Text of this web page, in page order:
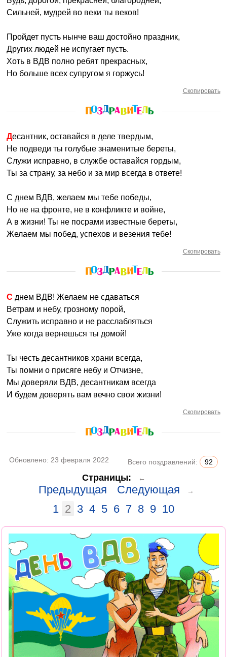
Сильней, мудрей во веки ты веков!
Пройдет пусть нынче ваш достойно праздник,
Других людей не испугает пусть.
Хоть в ВДВ полно ребят прекрасных,
Но больше всех супругом я горжусь!
Скопировать
Десантник, оставайся в деле твердым,
Не подведи ты голубые знаменитые береты,
Служи исправно, в службе оставайся гордым,
Ты за страну, за небо и за мир всегда в ответе!
С днем ВДВ, желаем мы тебе победы,
Но не на фронте, не в конфликте и войне,
А в жизни! Ты не посрами известные береты,
Желаем мы побед, успехов и везения тебе!
Скопировать
С днем ВДВ! Желаем не сдаваться
Ветрам и небу, грозному порой,
Служить исправно и не расслабляться
Уже когда вернешься ты домой!
Ты честь десантников храни всегда,
Ты помни о присяге небу и Отчизне,
Мы доверяли ВДВ, десантникам всегда
И будем доверять вам вечно свои жизни!
Скопировать
Обновлено: 23 февраля 2022 Всего поздравлений: 92
Страницы: ←
Предыдущая Следующая →
1 2 3 4 5 6 7 8 9 10